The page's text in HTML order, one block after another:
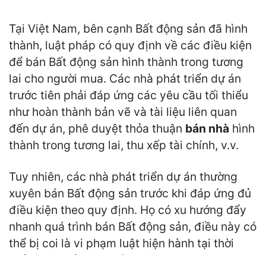
Tại Việt Nam, bên cạnh Bất động sản đã hình
thành, luật pháp có quy định về các điều kiện
để bán Bất động sản hình thành trong tương
lai cho người mua. Các nhà phát triển dự án
trước tiên phải đáp ứng các yêu cầu tối thiểu
như hoàn thành bản vẽ và tài liệu liên quan
đến dự án, phê duyệt thỏa thuận bán nhà hình
thành trong tương lai, thu xếp tài chính, v.v.
Tuy nhiên, các nhà phát triển dự án thường
xuyên bán Bất động sản trước khi đáp ứng đủ
điều kiện theo quy định. Họ có xu hướng đẩy
nhanh quá trình bán Bất động sản, điều này có
thể bị coi là vi phạm luật hiện hành tại thời